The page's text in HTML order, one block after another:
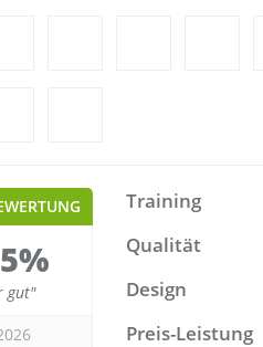
gut"
Training
Qualität
Design
Preis-Leistung